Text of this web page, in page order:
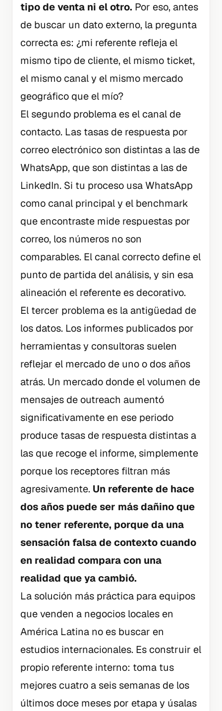
tipo de venta ni el otro. Por eso, antes
de buscar un dato externo, la pregunta
correcta es: ¿mi referente refleja el
mismo tipo de cliente, el mismo ticket,
el mismo canal y el mismo mercado
geográfico que el mío?
El segundo problema es el canal de
contacto. Las tasas de respuesta por
correo electrónico son distintas a las de
WhatsApp, que son distintas a las de
LinkedIn. Si tu proceso usa WhatsApp
como canal principal y el benchmark
que encontraste mide respuestas por
correo, los números no son
comparables. El canal correcto define el
punto de partida del análisis, y sin esa
alineación el referente es decorativo.
El tercer problema es la antigüedad de
los datos. Los informes publicados por
herramientas y consultoras suelen
reflejar el mercado de uno o dos años
atrás. Un mercado donde el volumen de
mensajes de outreach aumentó
significativamente en ese periodo
produce tasas de respuesta distintas a
las que recoge el informe, simplemente
porque los receptores filtran más
agresivamente. Un referente de hace
dos años puede ser más dañino que
no tener referente, porque da una
sensación falsa de contexto cuando
en realidad compara con una
realidad que ya cambió.
La solución más práctica para equipos
que venden a negocios locales en
América Latina no es buscar en
estudios internacionales. Es construir el
propio referente interno: toma tus
mejores cuatro a seis semanas de los
últimos doce meses por etapa y úsalas